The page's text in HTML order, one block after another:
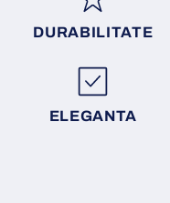
DURABILITATE
ELEGANTA